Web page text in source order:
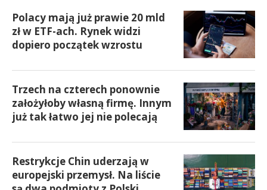
Polacy mają już prawie 20 mld
zł w ETF-ach. Rynek widzi
dopiero początek wzrostu
Trzech na czterech ponownie
założyłoby własną firmę. Innym
już tak łatwo jej nie polecają
Restrykcje Chin uderzają w
europejski przemysł. Na liście